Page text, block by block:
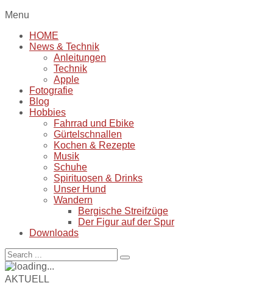
Menu
HOME
News & Technik
Anleitungen
Technik
Apple
Fotografie
Blog
Hobbies
Fahrrad und Ebike
Gürtelschnallen
Kochen & Rezepte
Musik
Schuhe
Spirituosen & Drinks
Unser Hund
Wandern
Bergische Streifzüge
Der Figur auf der Spur
Downloads
AKTUELL